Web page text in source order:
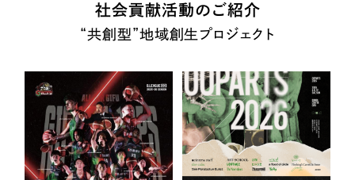
社会貢献活動のご紹介
“共創型”地域創生プロジェクト